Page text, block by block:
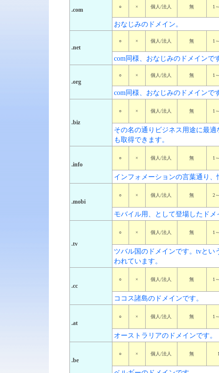
.com ○ × 個人/法人 無 1
おなじみのドメイン。
.net
○ × 個人/法人 無 1
com同様、おなじみのドメインで
.org
○ × 個人/法人 無 1
com同様、おなじみのドメインで
.biz
○ × 個人/法人 無 1
その名の通りビジネス用途に最
も取得できます。
.info
○ × 個人/法人 無 1
インフォメーションの言葉通り
.mobi
○ × 個人/法人 無 2
モバイル用、として登場したドメ
.tv
○ × 個人/法人 無 1
ツバル国のドメインです。tvとい
われています。
.cc
○ × 個人/法人 無 1
ココス諸島のドメインです。
.at
○ × 個人/法人 無 1
オーストラリアのドメインです。
.be
○ × 個人/法人 無